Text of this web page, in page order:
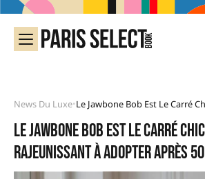
News Du Luxe•
Le jawbone bob est le carré
rajeunissant à adopter après